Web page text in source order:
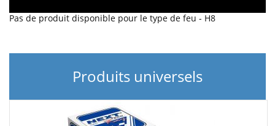
Pas de produit disponible pour le type de feu - H8
Produits universels